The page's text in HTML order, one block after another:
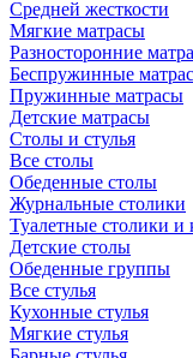
Средней жесткости
Мягкие матрасы
Разносторонние
Беспружинные
Пружинные матрасы
Детские матрасы
Столы и стулья
Все столы
Обеденные столы
Журнальные столики
Туалетные столики и
Детские столы
Обеденные группы
Все стулья
Кухонные стулья
Мягкие стулья